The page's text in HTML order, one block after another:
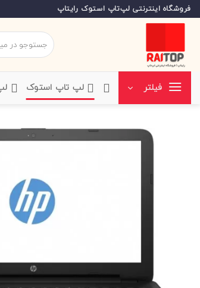
Skip
to
فروشگاه اینترنتی لپ‌تاپ استوک رایتاپ
جستجو
برای:
فیلتر ‌لپ تاپ استوک